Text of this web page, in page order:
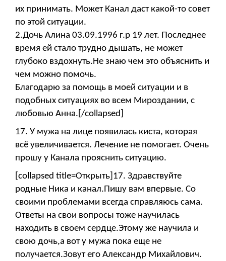
их принимать. Может Канал даст какой-то совет
по этой ситуации.
2.Дочь Алина 03.09.1996 г.р 19 лет. Последнее
время ей стало трудно дышать, не может
глубоко вздохнуть.Не знаю чем это объяснить и
чем можно помочь.
Благодарю за помощь в моей ситуации и в
подобных ситуациях во всем Мироздании, с
любовью Анна.[/collapsed]
17. У мужа на лице появилась киста, которая
всё увеличивается. Лечение не помогает. Очень
прошу у Канала прояснить ситуацию.
[collapsed title=Открыть]17. Здравствуйте
родные Ника и канал.Пишу вам впервые. Со
своими проблемами всегда справляюсь сама.
Ответы на свои вопросы тоже научилась
находить в своем сердце.Этому же научила и
свою дочь,а вот у мужа пока еще не
получается.Зовут его Александр Михайлович.